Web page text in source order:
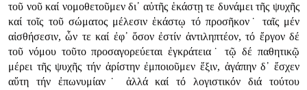
τοῦ νοῦ καί νομοθετοῦμεν δι᾿ αὐτῆς ἑκάστῃ τε δυνάμει τῆς ψυχῆς
καί τοῖς τοῦ σώματος μέλεσιν ἑκάστῳ τό προσῆκον˙ ταῖς μέν
αἰσθήσεσιν, ὧν τε καί ἐφ᾿ ὅσον ἐστίν ἀντιληπτέον, τό ἔργον δέ
τοῦ νόμου τοῦτο προσαγορεύεται ἐγκράτεια˙ τῷ δέ παθητικῷ
μέρει τῆς ψυχῆς τήν ἀρίστην ἐμποιοῦμεν ἕξιν, ἀγάπην δ᾿ ἔσχεν
αὕτη τήν ἐπωνυμίαν˙ ἀλλά καί τό λογιστικόν διά τούτου